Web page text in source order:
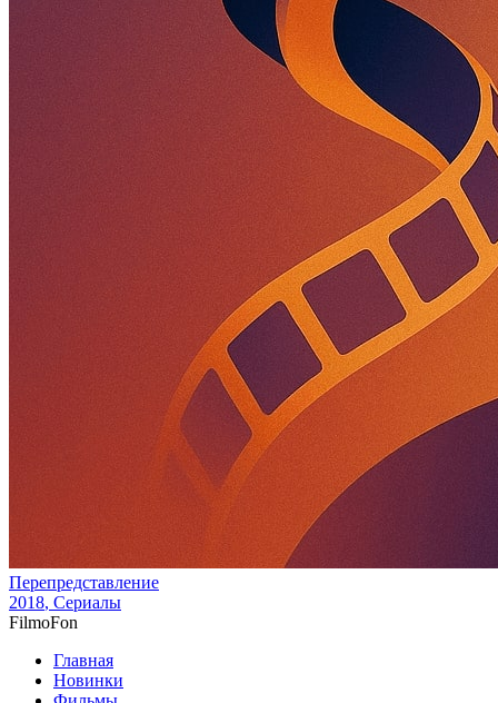
Перепредставление
2018, Сериалы
FilmoFon
Главная
Новинки